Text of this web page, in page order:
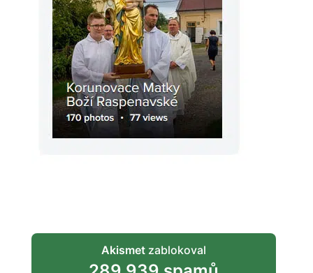
Akismetzablokoval